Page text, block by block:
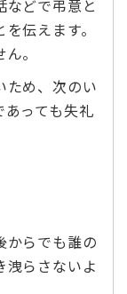
どで弔意と
伝えます。
。
ため、次のい
っても失礼
からでも誰の
洩らさないよ